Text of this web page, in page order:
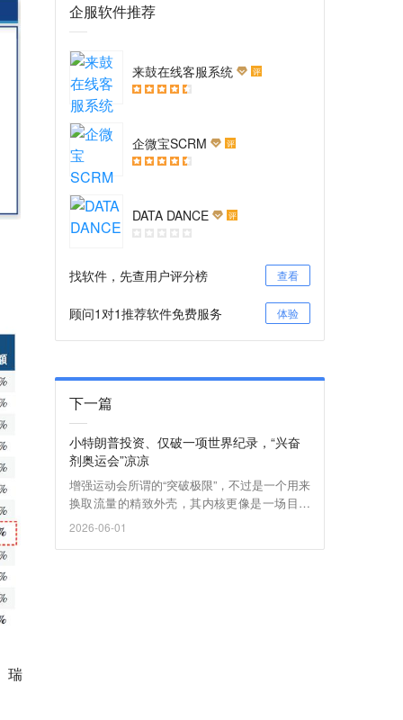
瑞
企服软件推荐
来鼓在线客服系统 评
企微宝SCRM 评
DATA DANCE 评
找软件，先查用户评分榜 查看
顾问1对1推荐软件免费服务 体验
下一篇
小特朗普投资、仅破一项世界纪录，“兴奋
剂奥运会”凉凉
增强运动会所谓的“突破极限”，不过是一个用来
换取流量的精致外壳，其内核更像是一场目标
明确、转化链路清晰的“药品展会”。
2026-06-01